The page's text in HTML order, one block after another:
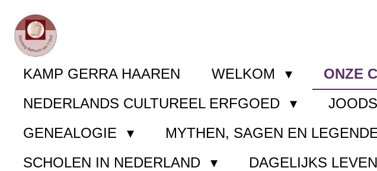
Ga
direct
naar
hoofdinhoud
KAMP GERRA HAAREN WELKOM
ONZE
NEDERLANDS CULTUREEL ERFGOED
GENEALOGIE
MYTHEN, SAGEN EN
SCHOLEN IN NEDERLAND
DAGELIJKS LEVEN